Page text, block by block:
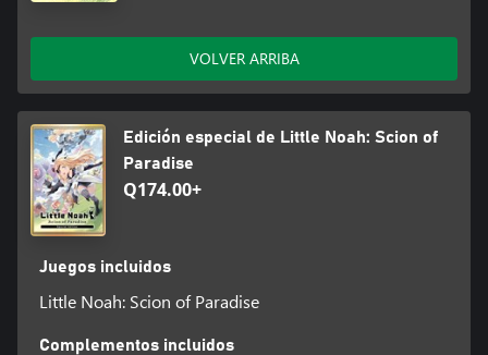
VOLVER ARRIBA
Edición especial de Little Noah: Scion of
Paradise
Q174.00+
Juegos incluidos
Little Noah: Scion of Paradise
Complementos incluidos